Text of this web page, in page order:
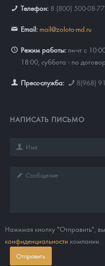
Телефон: 8 (800) 500-08-77
Email: mail@zoloto-md.ru
Режим работы: пн-чт с
18:00, суббота - по
Пресс-служба: 8(968)
НАПИСАТЬ ПИСЬМО
Нажимая кнопку "Отправить",
конфиденциальности компании.
Отправить